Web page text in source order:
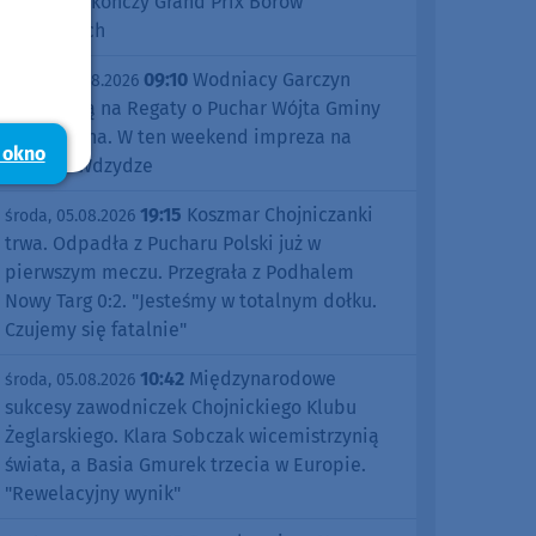
Tucholskich
piątek, 07.08.2026 09:10 Wodniacy Garczyn
zapraszają na Regaty o Puchar Wójta Gminy
Kościerzyna. W ten weekend impreza na
jeziorze Wdzydze
środa, 05.08.2026 19:15 Koszmar Chojniczanki
trwa. Odpadła z Pucharu Polski już w
pierwszym meczu. Przegrała z Podhalem
Nowy Targ 0:2. "Jesteśmy w totalnym dołku.
Czujemy się fatalnie"
środa, 05.08.2026 10:42 Międzynarodowe
sukcesy zawodniczek Chojnickiego Klubu
Żeglarskiego. Klara Sobczak wicemistrzynią
świata, a Basia Gmurek trzecia w Europie.
"Rewelacyjny wynik"